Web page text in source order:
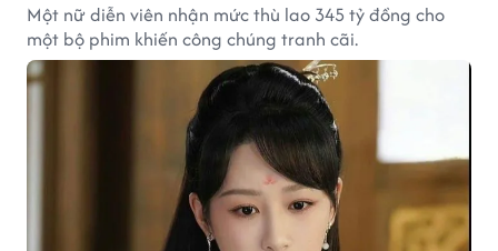
Một nữ diễn viên nhận mức thù lao 345 tỷ đồng cho
một bộ phim khiến công chúng tranh cãi.